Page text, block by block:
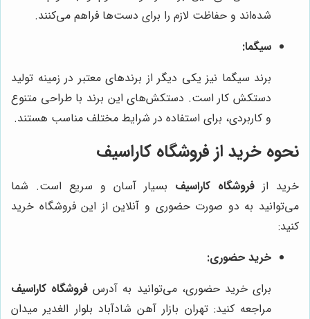
شده‌اند و حفاظت لازم را برای دست‌ها فراهم می‌کنند.
سیگما:
برند سیگما نیز یکی دیگر از برندهای معتبر در زمینه تولید
دستکش کار است. دستکش‌های این برند با طراحی متنوع
و کاربردی، برای استفاده در شرایط مختلف مناسب هستند.
نحوه خرید ازفروشگاه کاراسیف
خرید از فروشگاه کاراسیف بسیار آسان و سریع است. شما
می‌توانید به دو صورت حضوری و آنلاین از این فروشگاه خرید
کنید:
خرید حضوری:
برای خرید حضوری، می‌توانید به آدرس فروشگاه کاراسیف
مراجعه کنید: تهران بازار آهن شادآباد بلوار الغدیر میدان